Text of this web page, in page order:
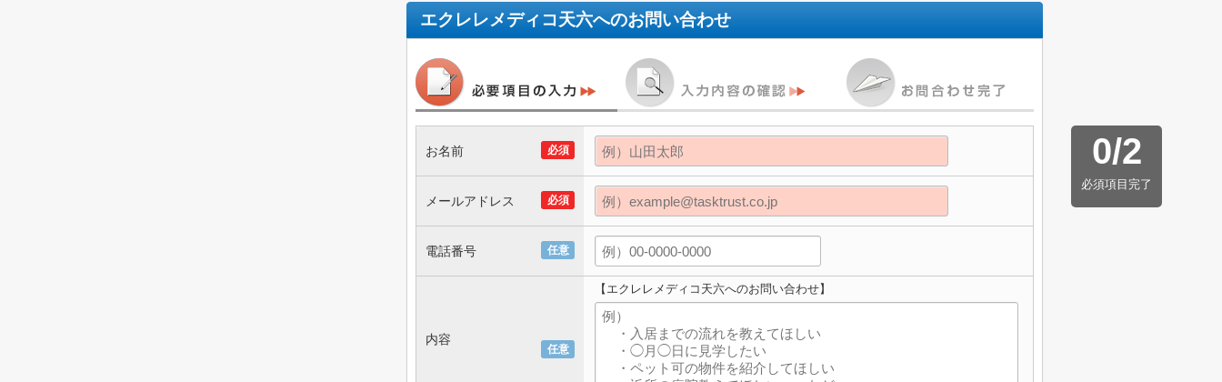
エクレレメディコ天六へのお問い合わせ
0/2
必須項目完了
必須
お名前
必須
メールアドレス
任意
電話番号
任意
内容
【エクレレメディコ天六へのお問い合わせ】